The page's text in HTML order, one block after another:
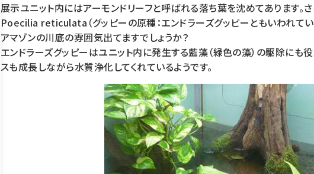
展示ユニット内にはアーモンドリーフと呼ばれる落ち葉を沈めてあります。
Poecilia reticulata（グッピーの原種：エンドラーズグッピーともいわれてい
アマゾンの川底の雰囲気出てますでしょうか？
エンドラーズグッピーはユニット内に発生する藍藻（緑色の藻）の駆除にも
スも成長しながら水質浄化してくれているようです。